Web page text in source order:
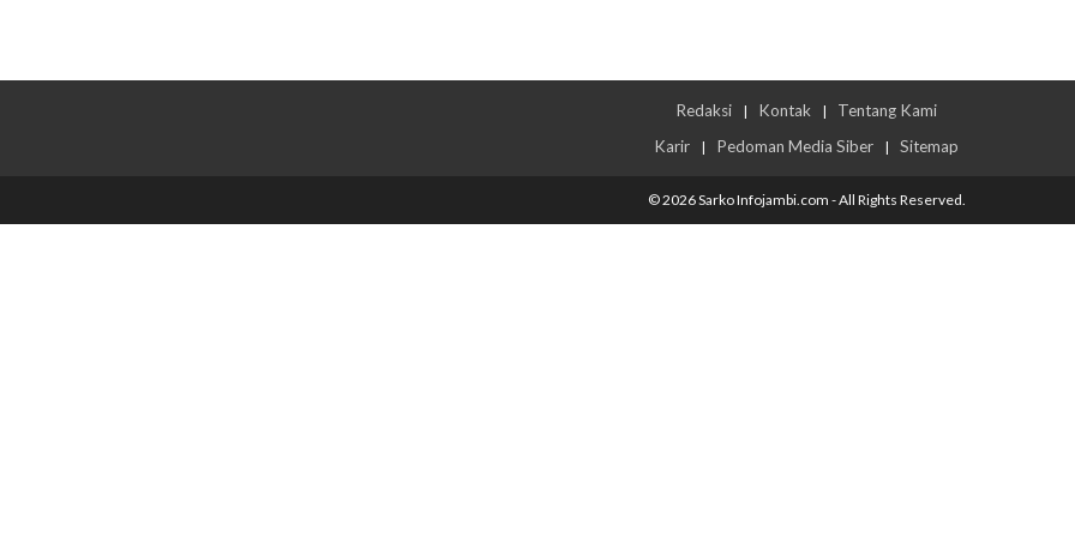
Redaksi | Kontak |
Tentang Kami
Karir
| Pedoman Media Siber | Sitemap
© 2026 Sarko Infojambi.com - All Rights Reserved.